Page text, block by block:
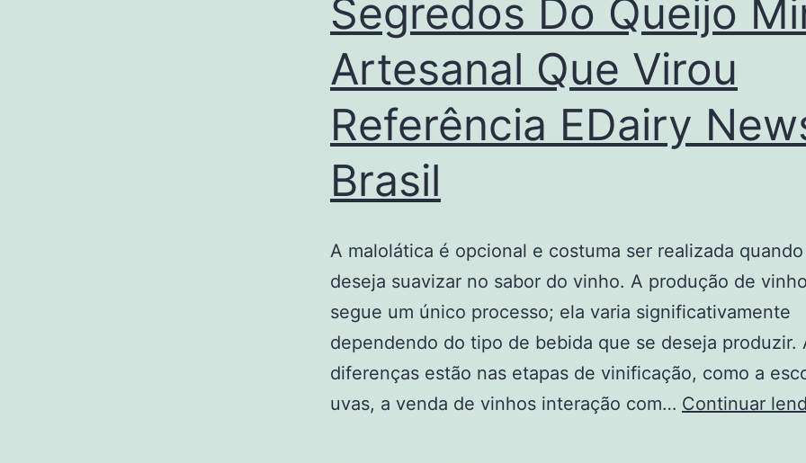
Segredos Do Queijo
Artesanal Que Virou
Referência EDairy
Brasil
A malolática é opcional e costuma ser realizada
deseja suavizar no sabor do vinho. A produção de
segue um único processo; ela varia significativamente
dependendo do tipo de bebida que se deseja produzir.
diferenças estão nas etapas de vinificação, como a
uvas, a venda de vinhos interação com… Continuar